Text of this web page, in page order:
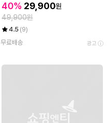
40% 29,900원
49,900원
4.5 (9)
무료배송
광고